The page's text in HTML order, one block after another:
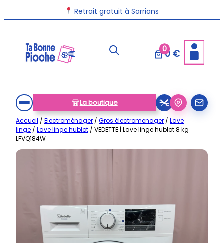
au
Retrait gratuit à Sarrians
Livraison disponible dans toute la France
00 €
La boutique
Accueil / Electroménager / Gros électromenager / Lave
linge / Lave linge hublot / VEDETTE | Lave linge hublot 8 kg
LFVQ184W